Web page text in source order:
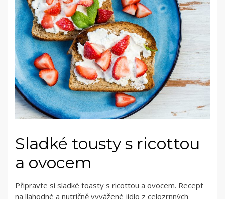
Sladké tousty s ricottou
a ovocem
Připravte si sladké toasty s ricottou a ovocem. Recept
na llahodné a nutričně vyvážené jídlo z celozrnných